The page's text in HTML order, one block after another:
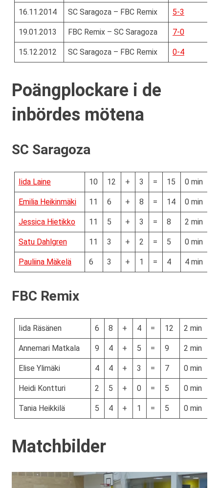
16.11.2014 SC Saragoza – FBC Remix 5-3
19.01.2013 FBC Remix – SC Saragoza 7-0
15.12.2012 SC Saragoza – FBC Remix 0-4
Poängplockare i de
inbördes mötena
SC Saragoza
Iida Laine 10 12 + 3 = 15 0 min
Emilia Heikinmäki 11 6 + 8 = 14 0 min
Jessica Hietikko 11 5 + 3 = 8 2 min
Satu Dahlgren 11 3 + 2 = 5 0 min
Pauliina Mäkelä 6 3 + 1 = 4 4 min
FBC Remix
Iida Räsänen 6 8 + 4 = 12 2 min
Annemari Matkala 9 4 + 5 = 9 2 min
Elise Ylimäki 4 4 + 3 = 7 0 min
Heidi Kontturi 2 5 + 0 = 5 0 min
Tania Heikkilä 5 4 + 1 = 5 0 min
Matchbilder